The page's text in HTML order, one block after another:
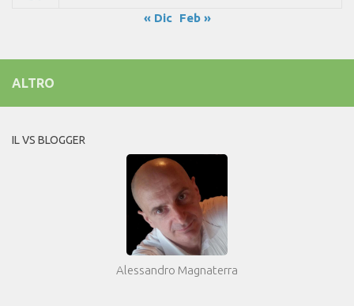
« Dic
Feb »
ALTRO
IL VS BLOGGER
Alessandro Magnaterra